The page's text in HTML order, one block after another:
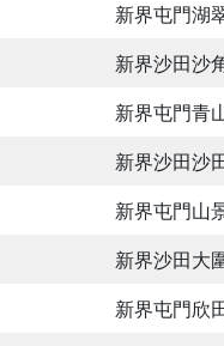
新界屯門湖
新界沙田沙
新界屯門青
新界沙田沙
新界屯門山
新界沙田大
新界屯門欣